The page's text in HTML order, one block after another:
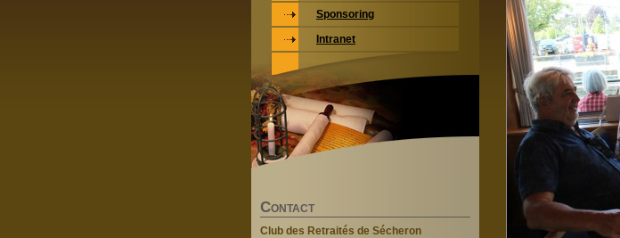
Sponsoring
Intranet
CONTACT
Club des Retraités de Sécheron